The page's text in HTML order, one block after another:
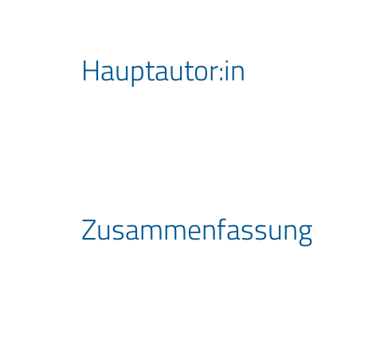
Hauptautor:in
Zusammen­fassung